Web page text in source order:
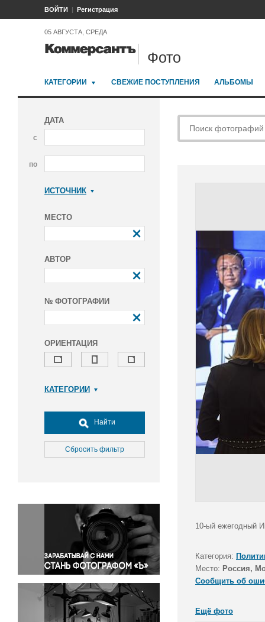
ВОЙТИ Регистрация
05 АВГУСТА, СРЕДА
Фото
КАТЕГОРИИ СВЕЖИЕ ПОСТУПЛЕНИЯ АЛЬБОМЫ
ДАТА
с
по
ИСТОЧНИК
МЕСТО
АВТОР
№ ФОТОГРАФИИ
ОРИЕНТАЦИЯ
КАТЕГОРИИ
Досуг, туризм и отдых
Культура
Медицина
Окружающая среда
Политика
Правосудие
Происшествия и конфликты
Религия
Светская жизнь
Спорт
Экология
Найти
Сбросить фильтр
10-ый ежегодный
Категория:
Место: Россия,
Сообщить об
Ещё фото